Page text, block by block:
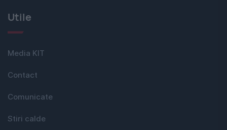
Utile
Media KIT
Contact
Comunicate
Stiri calde